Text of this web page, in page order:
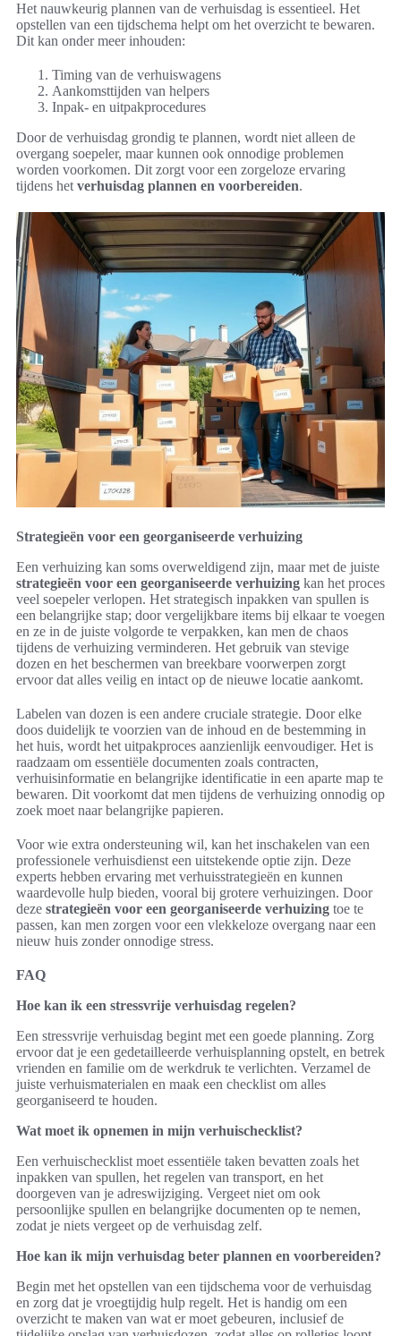
Het nauwkeurig plannen van de verhuisdag is essentieel. Het
opstellen van een tijdschema helpt om het overzicht te bewaren.
Dit kan onder meer inhouden:
Timing van de verhuiswagens
Aankomsttijden van helpers
Inpak- en uitpakprocedures
Door de verhuisdag grondig te plannen, wordt niet alleen de
overgang soepeler, maar kunnen ook onnodige problemen
worden voorkomen. Dit zorgt voor een zorgeloze ervaring
tijdens het verhuisdag plannen en voorbereiden.
Strategieën voor een georganiseerde verhuizing
Een verhuizing kan soms overweldigend zijn, maar met de juiste
strategieën voor een georganiseerde verhuizing kan het proces
veel soepeler verlopen. Het strategisch inpakken van spullen is
een belangrijke stap; door vergelijkbare items bij elkaar te voegen
en ze in de juiste volgorde te verpakken, kan men de chaos
tijdens de verhuizing verminderen. Het gebruik van stevige
dozen en het beschermen van breekbare voorwerpen zorgt
ervoor dat alles veilig en intact op de nieuwe locatie aankomt.
Labelen van dozen is een andere cruciale strategie. Door elke
doos duidelijk te voorzien van de inhoud en de bestemming in
het huis, wordt het uitpakproces aanzienlijk eenvoudiger. Het is
raadzaam om essentiële documenten zoals contracten,
verhuisinformatie en belangrijke identificatie in een aparte map te
bewaren. Dit voorkomt dat men tijdens de verhuizing onnodig op
zoek moet naar belangrijke papieren.
Voor wie extra ondersteuning wil, kan het inschakelen van een
professionele verhuisdienst een uitstekende optie zijn. Deze
experts hebben ervaring met verhuisstrategieën en kunnen
waardevolle hulp bieden, vooral bij grotere verhuizingen. Door
deze strategieën voor een georganiseerde verhuizing toe te
passen, kan men zorgen voor een vlekkeloze overgang naar een
nieuw huis zonder onnodige stress.
FAQ
Hoe kan ik een stressvrije verhuisdag regelen?
Een stressvrije verhuisdag begint met een goede planning. Zorg
ervoor dat je een gedetailleerde verhuisplanning opstelt, en betrek
vrienden en familie om de werkdruk te verlichten. Verzamel de
juiste verhuismaterialen en maak een checklist om alles
georganiseerd te houden.
Wat moet ik opnemen in mijn verhuischecklist?
Een verhuischecklist moet essentiële taken bevatten zoals het
inpakken van spullen, het regelen van transport, en het
doorgeven van je adreswijziging. Vergeet niet om ook
persoonlijke spullen en belangrijke documenten op te nemen,
zodat je niets vergeet op de verhuisdag zelf.
Hoe kan ik mijn verhuisdag beter plannen en voorbereiden?
Begin met het opstellen van een tijdschema voor de verhuisdag
en zorg dat je vroegtijdig hulp regelt. Het is handig om een
overzicht te maken van wat er moet gebeuren, inclusief de